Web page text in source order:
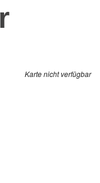
Karte nicht verfügbar